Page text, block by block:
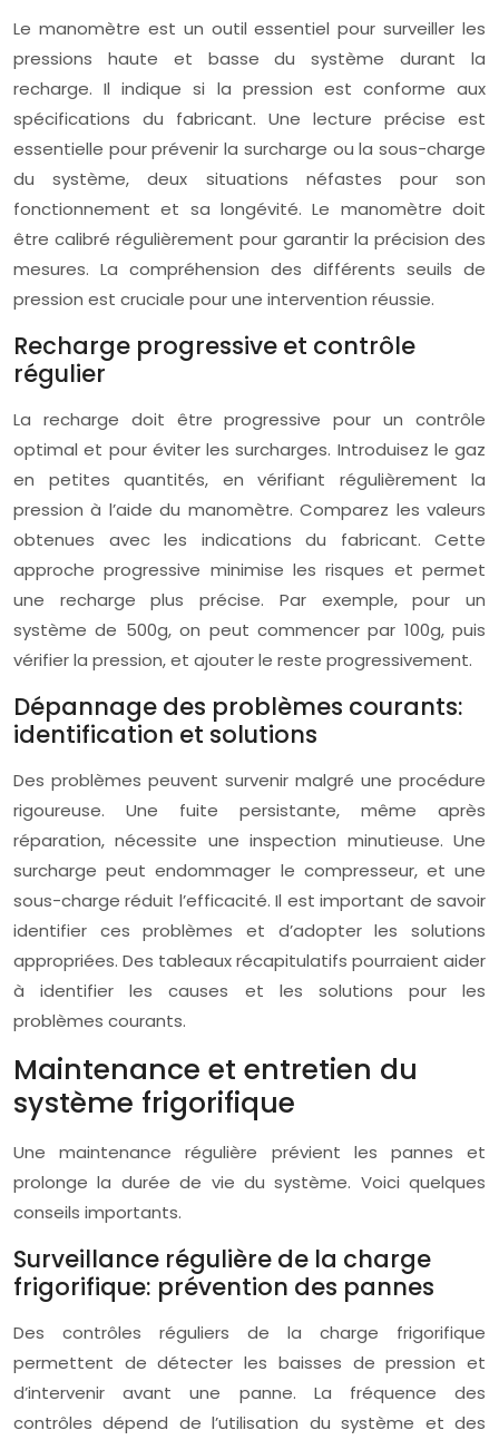
Le manomètre est un outil essentiel pour surveiller les
pressions haute et basse du système durant la
recharge. Il indique si la pression est conforme aux
spécifications du fabricant. Une lecture précise est
essentielle pour prévenir la surcharge ou la sous-charge
du système, deux situations néfastes pour son
fonctionnement et sa longévité. Le manomètre doit
être calibré régulièrement pour garantir la précision des
mesures. La compréhension des différents seuils de
pression est cruciale pour une intervention réussie.
Recharge progressive et contrôle
régulier
La recharge doit être progressive pour un contrôle
optimal et pour éviter les surcharges. Introduisez le gaz
en petites quantités, en vérifiant régulièrement la
pression à l’aide du manomètre. Comparez les valeurs
obtenues avec les indications du fabricant. Cette
approche progressive minimise les risques et permet
une recharge plus précise. Par exemple, pour un
système de 500g, on peut commencer par 100g, puis
vérifier la pression, et ajouter le reste progressivement.
Dépannage des problèmes courants:
identification et solutions
Des problèmes peuvent survenir malgré une procédure
rigoureuse. Une fuite persistante, même après
réparation, nécessite une inspection minutieuse. Une
surcharge peut endommager le compresseur, et une
sous-charge réduit l’efficacité. Il est important de savoir
identifier ces problèmes et d’adopter les solutions
appropriées. Des tableaux récapitulatifs pourraient aider
à identifier les causes et les solutions pour les
problèmes courants.
Maintenance et entretien du
système frigorifique
Une maintenance régulière prévient les pannes et
prolonge la durée de vie du système. Voici quelques
conseils importants.
Surveillance régulière de la charge
frigorifique: prévention des pannes
Des contrôles réguliers de la charge frigorifique
permettent de détecter les baisses de pression et
d’intervenir avant une panne. La fréquence des
contrôles dépend de l’utilisation du système et des